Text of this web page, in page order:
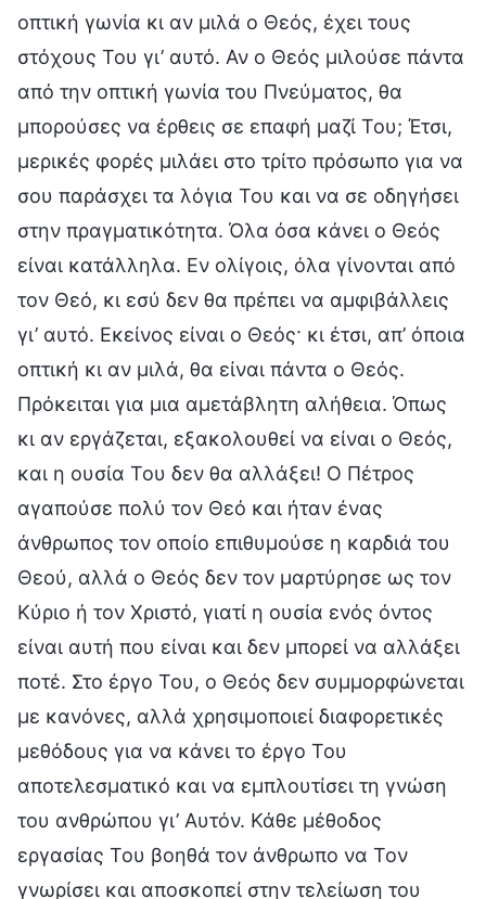
οπτική γωνία κι αν μιλά ο Θεός, έχει τους
στόχους Του γι’ αυτό. Αν ο Θεός μιλούσε πάντα
από την οπτική γωνία του Πνεύματος, θα
μπορούσες να έρθεις σε επαφή μαζί Του; Έτσι,
μερικές φορές μιλάει στο τρίτο πρόσωπο για να
σου παράσχει τα λόγια Του και να σε οδηγήσει
στην πραγματικότητα. Όλα όσα κάνει ο Θεός
είναι κατάλληλα. Εν ολίγοις, όλα γίνονται από
τον Θεό, κι εσύ δεν θα πρέπει να αμφιβάλλεις
γι’ αυτό. Εκείνος είναι ο Θεός· κι έτσι, απ’ όποια
οπτική κι αν μιλά, θα είναι πάντα ο Θεός.
Πρόκειται για μια αμετάβλητη αλήθεια. Όπως
κι αν εργάζεται, εξακολουθεί να είναι ο Θεός,
και η ουσία Του δεν θα αλλάξει! Ο Πέτρος
αγαπούσε πολύ τον Θεό και ήταν ένας
άνθρωπος τον οποίο επιθυμούσε η καρδιά του
Θεού, αλλά ο Θεός δεν τον μαρτύρησε ως τον
Κύριο ή τον Χριστό, γιατί η ουσία ενός όντος
είναι αυτή που είναι και δεν μπορεί να αλλάξει
ποτέ. Στο έργο Του, ο Θεός δεν συμμορφώνεται
με κανόνες, αλλά χρησιμοποιεί διαφορετικές
μεθόδους για να κάνει το έργο Του
αποτελεσματικό και να εμπλουτίσει τη γνώση
του ανθρώπου γι’ Αυτόν. Κάθε μέθοδος
εργασίας Του βοηθά τον άνθρωπο να Τον
γνωρίσει και αποσκοπεί στην τελείωση του